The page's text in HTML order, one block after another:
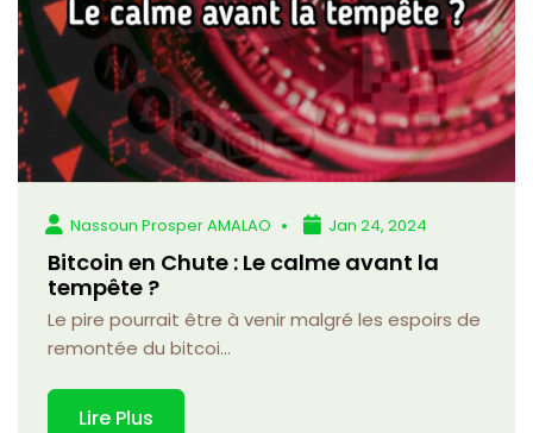
Nassoun Prosper AMALAO Jan 24, 2024
Bitcoin en Chute : Le calme avant la
tempête ?
Le pire pourrait être à venir malgré les espoirs de
remontée du bitcoi...
Lire Plus